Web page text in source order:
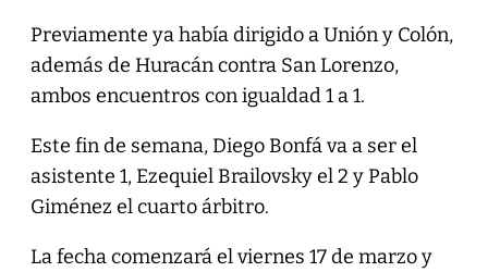
Previamente ya había dirigido a Unión y Colón,
además de Huracán contra San Lorenzo,
ambos encuentros con igualdad 1 a 1.
Este fin de semana, Diego Bonfá va a ser el
asistente 1, Ezequiel Brailovsky el 2 y Pablo
Giménez el cuarto árbitro.
La fecha comenzará el viernes 17 de marzo y